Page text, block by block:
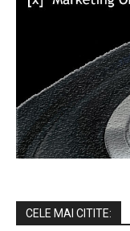
CELE MAI CITITE: